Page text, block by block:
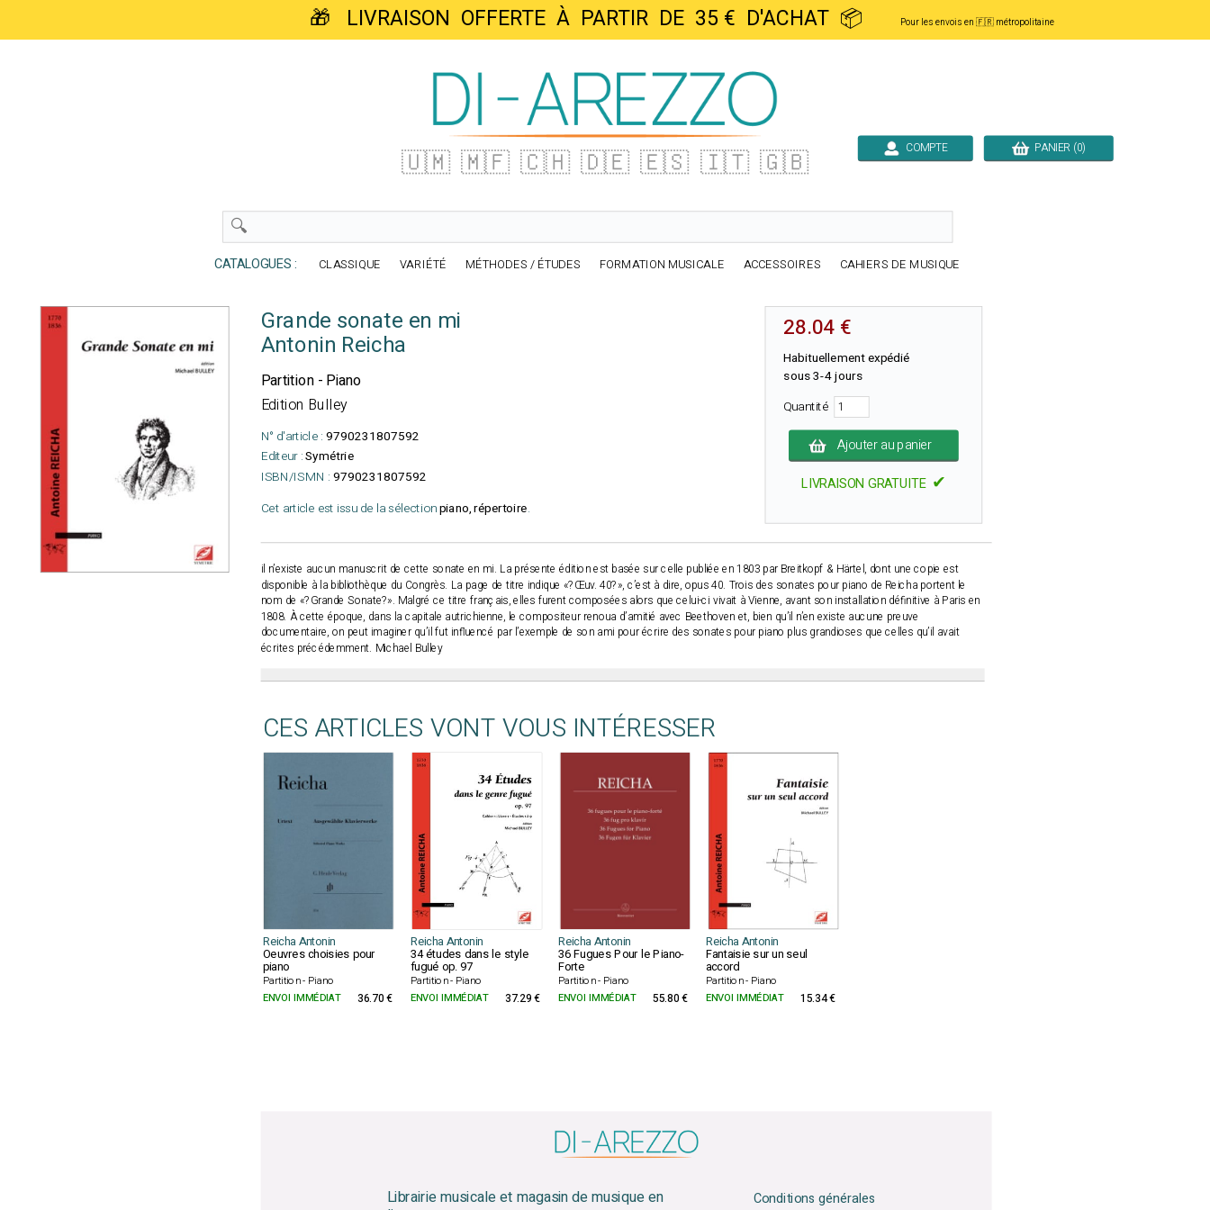
🎁 LIVRAISON OFFERTE À PARTIR DE 35 € D'ACHAT 📦 Pour les envois en 🇫🇷 métropolitaine
🇺🇲 🇲🇫 🇨🇭 🇩🇪 🇪🇸 🇮🇹 🇬🇧 COMPTE PANIER (0)
CATALOGUES : CLASSIQUE VARIÉTÉ MÉTHODES / ÉTUDES FORMATION MUSICALE ACCESSOIRES CAHIERS DE MUSIQUE
Grande sonate en mi
Antonin Reicha
Partition - Piano
Edition Bulley
N° d'article : 9790231807592
Editeur :Symétrie
ISBN/ISMN : 9790231807592
Cet article est issu de la sélectionpiano, répertoire.
28.04 €
Habituellement expédié
sous 3-4 jours
Quantité
Ajouter au panier
LIVRAISON GRATUITE ✔
il n’existe aucun manuscrit de cette sonate en mi. La présente édition est basée sur celle publiée en 1803 par Breitkopf & Härtel, dont une copie est
disponible à la bibliothèque du Congrès. La page de titre indique «?Œuv. 40?», c’est à dire, opus 40. Trois des sonates pour piano de Reicha portent le
nom de «?Grande Sonate?». Malgré ce titre français, elles furent composées alors que celui-ci vivait à Vienne, avant son installation définitive à Paris en
1808. À cette époque, dans la capitale autrichienne, le compositeur renoua d’amitié avec Beethoven et, bien qu’il n’en existe aucune preuve
documentaire, on peut imaginer qu’il fut influencé par l’exemple de son ami pour écrire des sonates pour piano plus grandioses que celles qu’il avait
écrites précédemment. Michael Bulley
CES ARTICLES VONT VOUS INTÉRESSER
Reicha Antonin Reicha Antonin Reicha Antonin Reicha Antonin
Oeuvres choisies pour
piano
Partition - Piano
34 études dans le style
fugué op. 97
Partition - Piano
36 Fugues Pour le Piano-
Forte
Partition - Piano
Fantaisie sur un seul
accord
Partition - Piano
ENVOI IMMÉDIAT 36.70 € ENVOI IMMÉDIAT 37.29 € ENVOI IMMÉDIAT 55.80 € ENVOI IMMÉDIAT 15.34 €
Librairie musicale et magasin de musique en
Conditions générales